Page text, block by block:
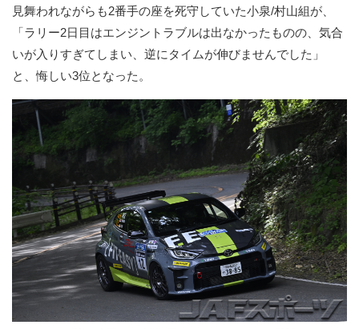
見舞われながらも2番手の座を死守していた小泉/村山組が、
「ラリー2日目はエンジントラブルは出なかったものの、気合
いが入りすぎてしまい、逆にタイムが伸びませんでした」
と、悔しい3位となった。